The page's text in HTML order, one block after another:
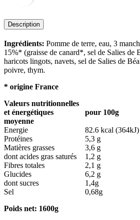
Description
Ingrédients: Pomme de terre, eau, 3
15%* (graisse de canard*, sel de Salies de
haricots lingots, navets, sel de Salies de
poivre, thym.
* origine France
Valeurs nutritionnelles
et énergétiques
moyenne
pour 100g
Energie
82.6 kcal (364kJ)
Protéines
5,3 g
Matières grasses
3,6 g
dont acides gras saturés
1,2 g
Fibres totales
2,1 g
Glucides
6,2 g
dont sucres
1,4g
Sel
0,68g
Poids net: 1600g